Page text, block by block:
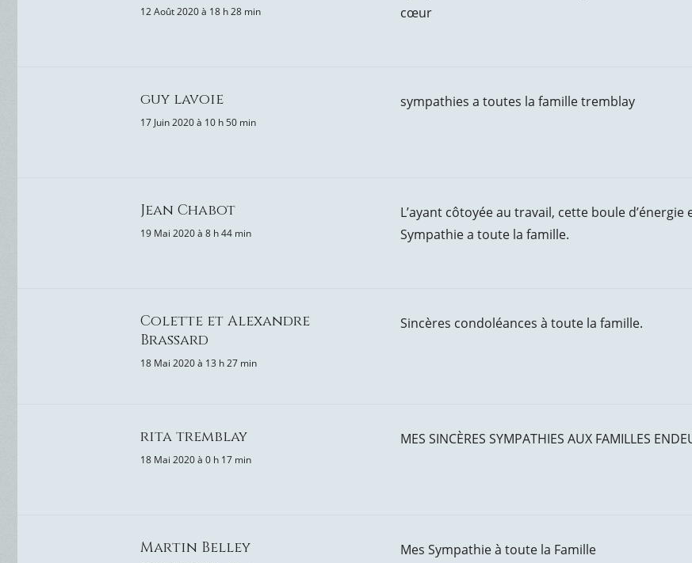
12 Août 2020 à 18 h 28 min
cœur
guy lavoie
17 Juin 2020 à 10 h 50 min
sympathies a toutes la famille tremblay
Jean Chabot
19 Mai 2020 à 8 h 44 min
L’ayant côtoyée au travail, cette boule
Sympathie a toute la famille.
Colette et Alexandre
Brassard
18 Mai 2020 à 13 h 27 min
Sincères condoléances à toute la famille.
rita tremblay
18 Mai 2020 à 0 h 17 min
MES SINCÈRES SYMPATHIES AUX FAMILLES
Martin Belley Mes Sympathie à toute la Famille